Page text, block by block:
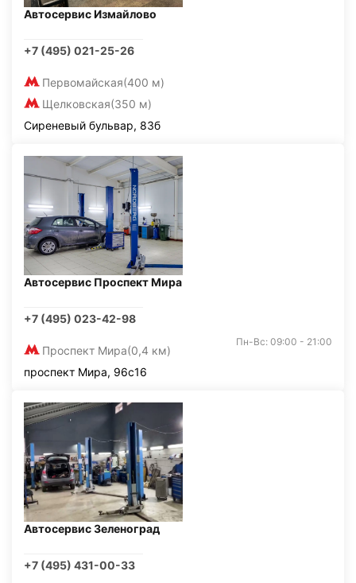
Автосервис Измайлово
+7 (495) 021-25-26
Первомайская(400 м)
Щелковская(350 м)
Сиреневый бульвар, 83б
Автосервис Проспект Мира
+7 (495) 023-42-98
Проспект Мира(0,4 км)
Пн-Вс: 09:00 - 21:00
проспект Мира, 96с16
Автосервис Зеленоград
+7 (495) 431-00-33